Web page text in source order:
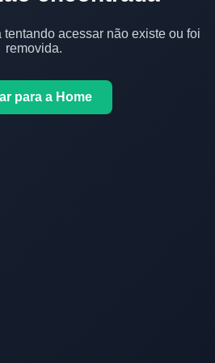
acessar não existe ou foi
removida.
para a Home